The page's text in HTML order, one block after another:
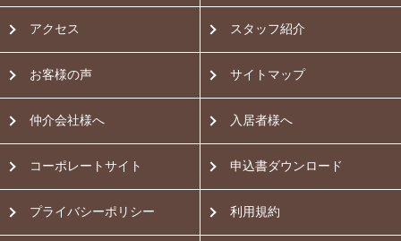
アクセス スタッフ紹介
お客様の声 サイトマップ
仲介会社様へ 入居者様へ
コーポレートサイト 申込書ダウンロード
プライバシーポリシー 利用規約